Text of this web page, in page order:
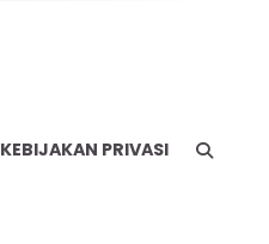
KEBIJAKAN PRIVASI